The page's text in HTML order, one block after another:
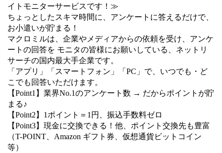
イトモニターサービスです！≫
ちょっとしたスキマ時間に、アンケートに答えるだけで、
お小遣いが貯まる！
マクロミルは、企業やメディアからの依頼を受け、アンケ
ートの回答を モニタの皆様にお願いしている、ネットリ
サーチの国内最大手企業です。
「アプリ」「スマートフォン」「PC」で、いつでも・ど
こでも回答いただけます。
【Point1】業界No.1のアンケート数 → だからポイントが貯
まる♪
【Point2】1ポイント＝1円、振込手数料ゼロ
【Point3】現金に交換できる！他、ポイント交換先も豊富
（T-POINT、Amazon ギフト券、仮想通貨ビットコイン
等）